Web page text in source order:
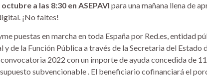
octubre a las 8:30 en ASEPAVI para una mañana llena de
¡No faltes!
puestas en marcha en toda España por Red.es, entidad
de la Función Pública a través de la Secretaria del
convocatoria 2022 con un importe de ayuda concedida de
subvencionable . El beneficiario cofinanciará el